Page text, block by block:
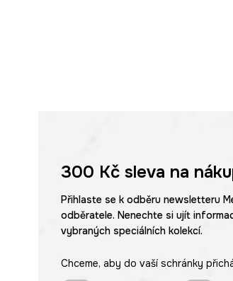
300 Kčsleva na
Přihlaste se k odběru newsletteru
odběratele. Nenechte si ujít
vybraných speciálních kolekcí.
Chceme, aby do vaší schránky